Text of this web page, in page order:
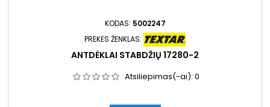
KODAS: 5002247
PREKĖS ŽENKLAS:
ANTDĖKLAI STABDŽIŲ 17280-2
Atsiliepimas(-ai): 0